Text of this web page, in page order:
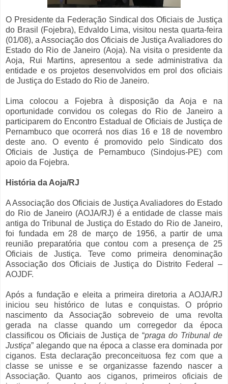
O Presidente da Federação Sindical dos Oficiais de Justiça
do Brasil (Fojebra), Edvaldo Lima, visitou nesta quarta-feira
(01/08), a Associação dos Oficiais de Justiça Avaliadores do
Estado do Rio de Janeiro (Aoja). Na visita o presidente da
Aoja, Rui Martins, apresentou a sede administrativa da
entidade e os projetos desenvolvidos em prol dos oficiais
de Justiça do Estado do Rio de Janeiro.
Lima colocou a Fojebra à disposição da Aoja e na
oportunidade convidou os colegas do Rio de Janeiro a
participarem do Encontro Estadual de Oficiais de Justiça de
Pernambuco que ocorrerá nos dias 16 e 18 de novembro
deste ano. O evento é promovido pelo Sindicato dos
Oficiais de Justiça de Pernambuco (Sindojus-PE) com
apoio da Fojebra.
História da Aoja/RJ
A Associação dos Oficiais de Justiça Avaliadores do Estado
do Rio de Janeiro (AOJA/RJ) é a entidade de classe mais
antiga do Tribunal de Justiça do Estado do Rio de Janeiro,
foi fundada em 28 de março de 1956, a partir de uma
reunião preparatória que contou com a presença de 25
Oficiais de Justiça. Teve como primeira denominação
Associação dos Oficiais de Justiça do Distrito Federal –
AOJDF.
Após a fundação e eleita a primeira diretoria a AOJA/RJ
iniciou seu histórico de lutas e conquistas. O próprio
nascimento da Associação sobreveio de uma revolta
gerada na classe quando um corregedor da época
classificou os Oficiais de Justiça de “praga do Tribunal de
Justiça” alegando que na época a classe era dominada por
ciganos. Esta declaração preconceituosa fez com que a
classe se unisse e se organizasse fazendo nascer a
Associação. Quanto aos ciganos, primeiros oficiais de